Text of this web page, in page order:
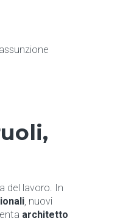
del lavoro. In
, nuovi
architetto